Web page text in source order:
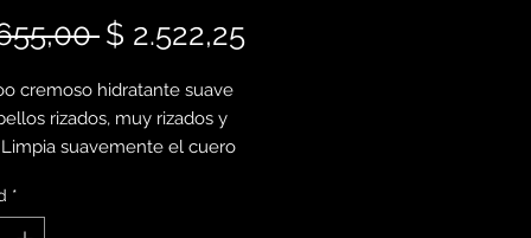
Precio
$ 2.522,25Precio
cremoso hidratante suave
rizados, muy rizados y
Limpia suavemente el cuero
e hidrata
los rizos
*